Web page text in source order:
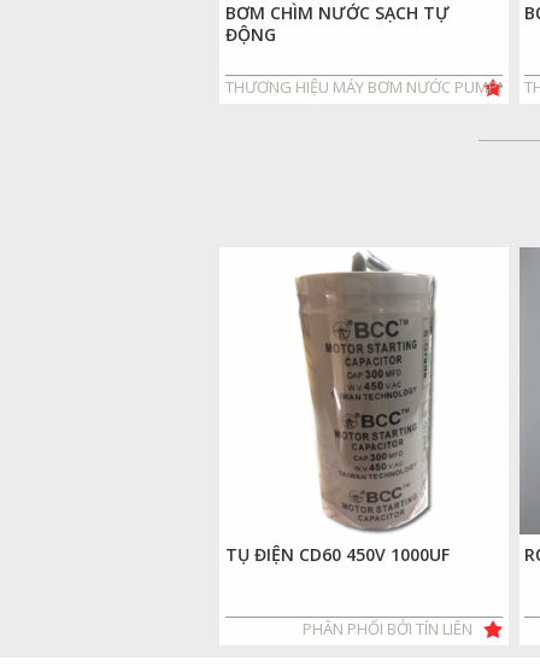
BƠM CHÌM NƯỚC SẠCH TỰ
ĐỘNG
THƯƠNG HIỆU MÁY BƠM NƯỚC
TỤ ĐIỆN CD60 450V 1000UF
PHÂN PHỐI BỞI TÍN LIÊN